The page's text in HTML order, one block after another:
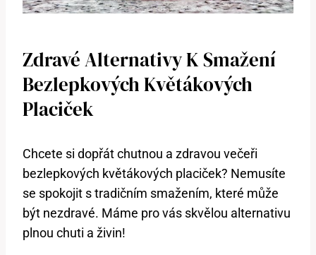
Zdravé Alternativy K Smažení
Bezlepkových Květákových
Placiček
Chcete si dopřát chutnou a zdravou večeři
bezlepkových květákových placiček? Nemusíte
se spokojit s tradičním smažením, které může
být nezdravé. Máme pro vás skvělou alternativu
plnou chuti a živin!